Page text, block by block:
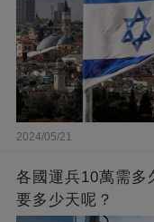
2024/05/21
各國運兵10萬需多
要多少天呢？